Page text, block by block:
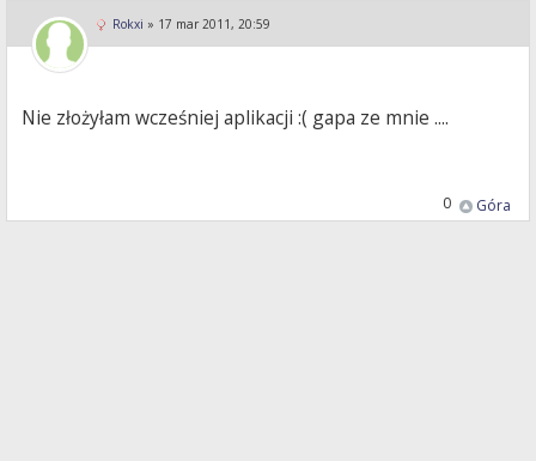
Rokxi » 17 mar 2011, 20:59
Nie złożyłam wcześniej aplikacji :( gapa ze mnie ....
Góra
0